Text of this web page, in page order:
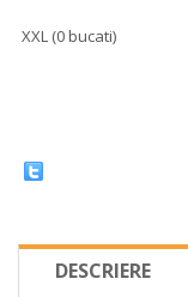
XXL (0 bucati)
DESCRIERE